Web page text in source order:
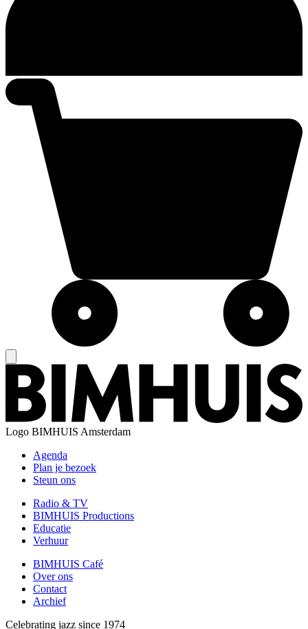
Logo BIMHUIS Amsterdam
Agenda
Plan je bezoek
Steun ons
Radio & TV
BIMHUIS Productions
Educatie
Verhuur
BIMHUIS Café
Over ons
Contact
Archief
Celebrating jazz since 1974